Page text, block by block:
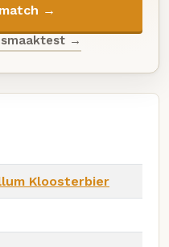
→
→
Kloosterbier